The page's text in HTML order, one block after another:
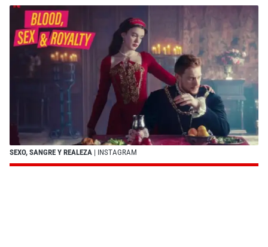
SEXO, SANGRE Y REALEZA | INSTAGRAM